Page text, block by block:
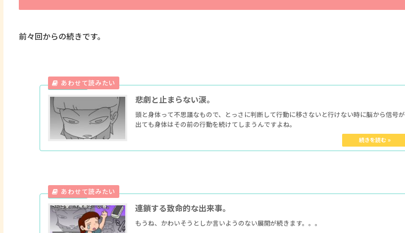
前々回からの続きです。
悲劇と止まらない涙。
頭と身体って不思議なもので、とっさに判断して行動に移さないと行けない時に脳から信号が
出ても身体はその前の行動を続けてしまうんですよね。
連鎖する致命的な出来事。
もうね、かわいそうとしか言いようのない展開が続きます。。。